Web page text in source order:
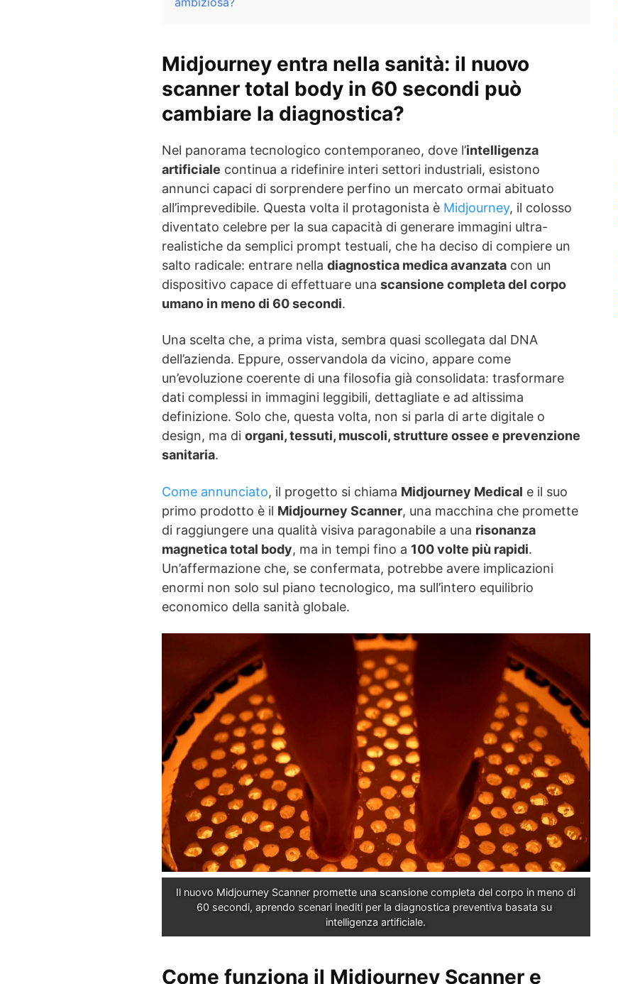
Midjourney entra nella sanità: il nuovo
scanner total body in 60 secondi può
cambiare la diagnostica?
Nel panorama tecnologico contemporaneo, dove l’intelligenza
artificiale continua a ridefinire interi settori industriali, esistono
annunci capaci di sorprendere perfino un mercato ormai abituato
all’imprevedibile. Questa volta il protagonista è Midjourney, il colosso
diventato celebre per la sua capacità di generare immagini ultra-
realistiche da semplici prompt testuali, che ha deciso di compiere un
salto radicale: entrare nella diagnostica medica avanzata con un
dispositivo capace di effettuare una scansione completa del corpo
umano in meno di 60 secondi.
Una scelta che, a prima vista, sembra quasi scollegata dal DNA
dell’azienda. Eppure, osservandola da vicino, appare come
un’evoluzione coerente di una filosofia già consolidata: trasformare
dati complessi in immagini leggibili, dettagliate e ad altissima
definizione. Solo che, questa volta, non si parla di arte digitale o
design, ma di organi, tessuti, muscoli, strutture ossee e prevenzione
sanitaria.
Come annunciato, il progetto si chiama Midjourney Medical e il suo
primo prodotto è il Midjourney Scanner, una macchina che promette
di raggiungere una qualità visiva paragonabile a una risonanza
magnetica total body, ma in tempi fino a 100 volte più rapidi.
Un’affermazione che, se confermata, potrebbe avere implicazioni
enormi non solo sul piano tecnologico, ma sull’intero equilibrio
economico della sanità globale.
Il nuovo Midjourney Scanner promette una scansione completa del corpo in meno di
60 secondi, aprendo scenari inediti per la diagnostica preventiva basata su
intelligenza artificiale.
Come funziona il Midjourney Scanner e